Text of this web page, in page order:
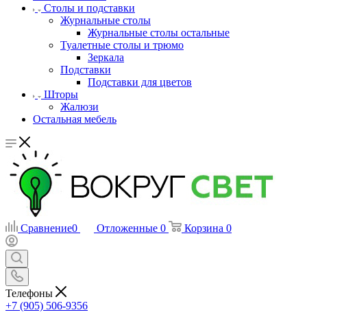
Столы и подставки
Журнальные столы
Журнальные столы остальные
Туалетные столы и трюмо
Зеркала
Подставки
Подставки для цветов
Шторы
Жалюзи
Остальная мебель
Сравнение0 Отложенные 0 Корзина 0
Телефоны
+7 (905) 506-9356